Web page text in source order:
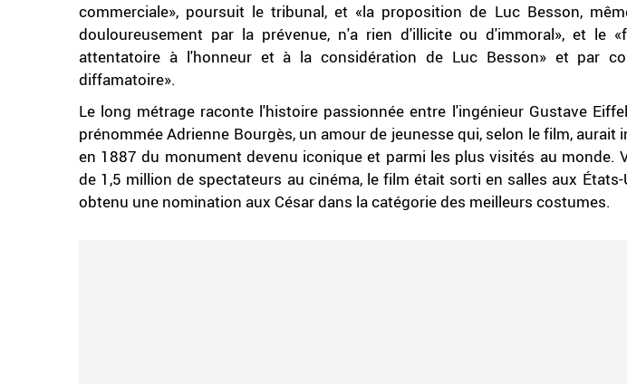
commerciale», poursuit le tribunal, et «la proposition de Luc Besson,
douloureusement par la prévenue, n'a rien d'illicite ou d'immoral», et le
attentatoire à l'honneur et à la considération de Luc Besson» et par
diffamatoire».
Le long métrage raconte l'histoire passionnée entre l'ingénieur Gustave
prénommée Adrienne Bourgès, un amour de jeunesse qui, selon le film,
en 1887 du monument devenu iconique et parmi les plus visités au monde.
de 1,5 million de spectateurs au cinéma, le film était sorti en salles aux
obtenu une nomination aux César dans la catégorie des meilleurs costumes.